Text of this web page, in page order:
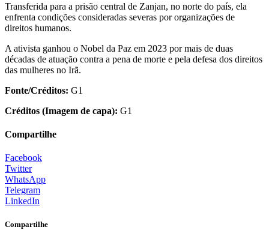
Transferida para a prisão central de Zanjan, no norte do país, ela
enfrenta condições consideradas severas por organizações de
direitos humanos.
A ativista ganhou o Nobel da Paz em 2023 por mais de duas
décadas de atuação contra a pena de morte e pela defesa dos direitos
das mulheres no Irã.
Fonte/Créditos: G1
Créditos (Imagem de capa): G1
Compartilhe
Facebook
Twitter
WhatsApp
Telegram
LinkedIn
Compartilhe